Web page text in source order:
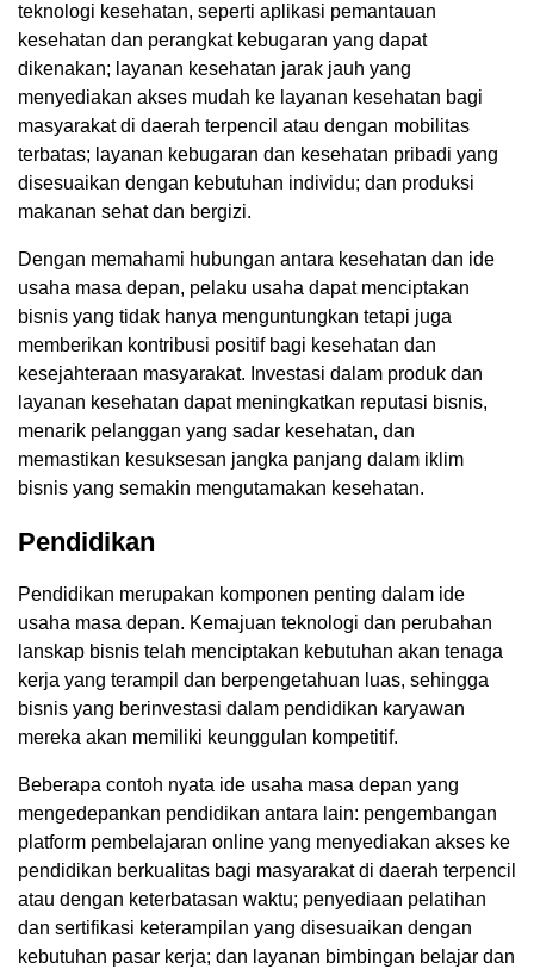
teknologi kesehatan, seperti aplikasi pemantauan
kesehatan dan perangkat kebugaran yang dapat
dikenakan; layanan kesehatan jarak jauh yang
menyediakan akses mudah ke layanan kesehatan bagi
masyarakat di daerah terpencil atau dengan mobilitas
terbatas; layanan kebugaran dan kesehatan pribadi yang
disesuaikan dengan kebutuhan individu; dan produksi
makanan sehat dan bergizi.
Dengan memahami hubungan antara kesehatan dan ide
usaha masa depan, pelaku usaha dapat menciptakan
bisnis yang tidak hanya menguntungkan tetapi juga
memberikan kontribusi positif bagi kesehatan dan
kesejahteraan masyarakat. Investasi dalam produk dan
layanan kesehatan dapat meningkatkan reputasi bisnis,
menarik pelanggan yang sadar kesehatan, dan
memastikan kesuksesan jangka panjang dalam iklim
bisnis yang semakin mengutamakan kesehatan.
Pendidikan
Pendidikan merupakan komponen penting dalam ide
usaha masa depan. Kemajuan teknologi dan perubahan
lanskap bisnis telah menciptakan kebutuhan akan tenaga
kerja yang terampil dan berpengetahuan luas, sehingga
bisnis yang berinvestasi dalam pendidikan karyawan
mereka akan memiliki keunggulan kompetitif.
Beberapa contoh nyata ide usaha masa depan yang
mengedepankan pendidikan antara lain: pengembangan
platform pembelajaran online yang menyediakan akses ke
pendidikan berkualitas bagi masyarakat di daerah terpencil
atau dengan keterbatasan waktu; penyediaan pelatihan
dan sertifikasi keterampilan yang disesuaikan dengan
kebutuhan pasar kerja; dan layanan bimbingan belajar dan